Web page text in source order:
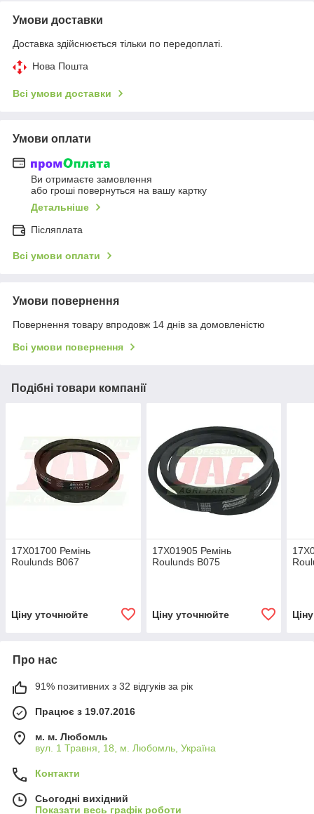
Умови доставки
Доставка здійснюється тільки по передоплаті.
Нова Пошта
Всі умови доставки
Умови оплати
Ви отримаєте замовлення
або гроші повернуться на вашу картку
Детальніше
Післяплата
Всі умови оплати
Умови повернення
Повернення товару впродовж 14 днів за домовленістю
Всі умови повернення
Подібні товари компанії
17X01700 Ремінь
Roulunds B067
Ціну уточнюйте
17X01905 Ремінь
Roulunds B075
Ціну уточнюйте
Про нас
91% позитивних з 32 відгуків за рік
Працює з 19.07.2016
м. м. Любомль
вул. 1 Травня, 18, м. Любомль, Україна
Контакти
Сьогодні вихідний
Показати весь графік роботи